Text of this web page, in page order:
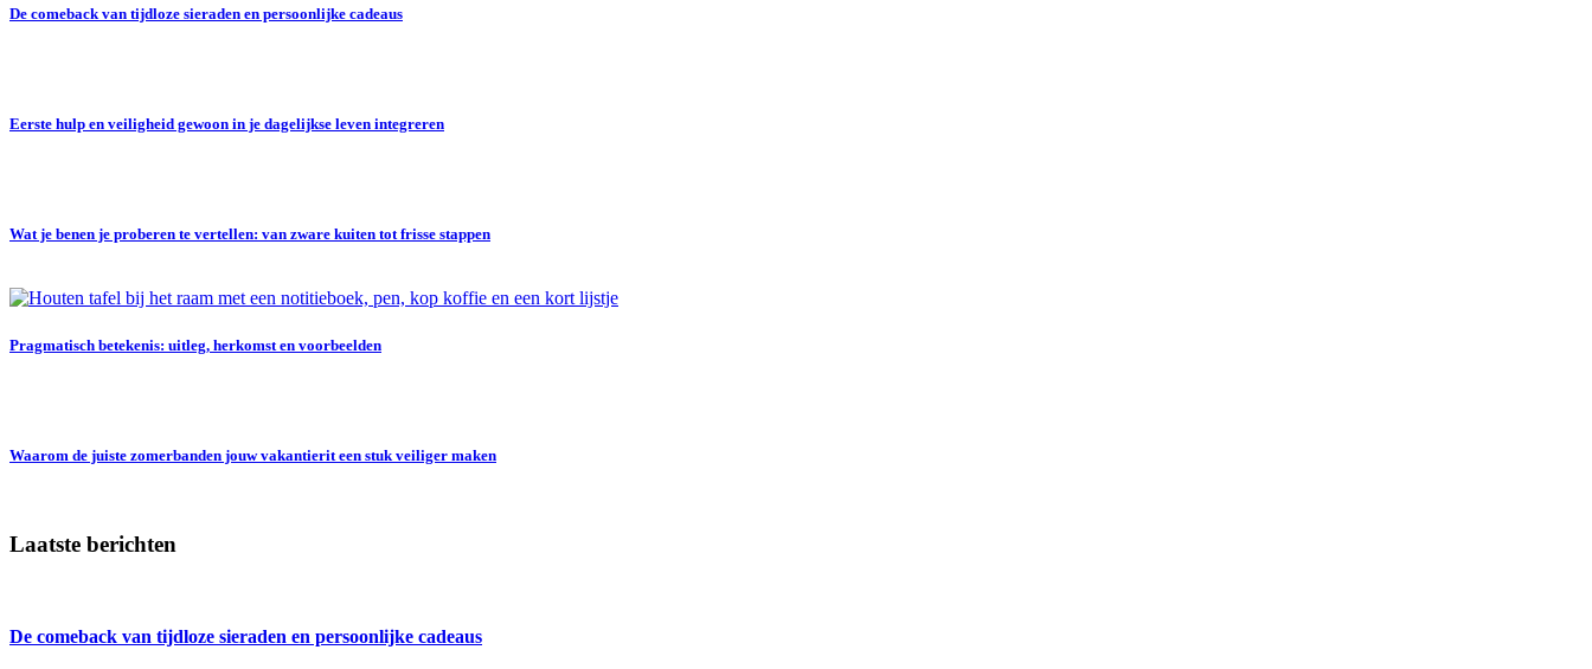
De comeback van tijdloze sieraden en persoonlijke cadeaus
Eerste hulp en veiligheid gewoon in je dagelijkse leven integreren
Wat je benen je proberen te vertellen: van zware kuiten tot frisse stappen
Pragmatisch betekenis: uitleg, herkomst en voorbeelden
Waarom de juiste zomerbanden jouw vakantierit een stuk veiliger maken
Laatste berichten
De comeback van tijdloze sieraden en persoonlijke cadeaus